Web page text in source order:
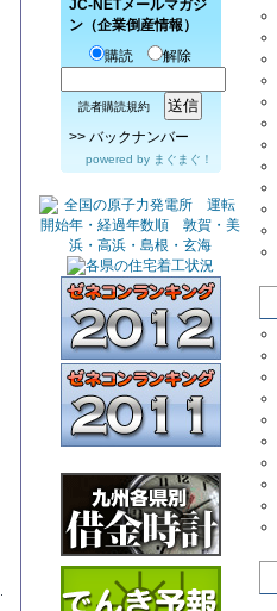
JC-NETメールマガジ
ン（企業倒産情報）
購読
解除
読者購読規約
>> バックナンバー
powered by まぐまぐ！